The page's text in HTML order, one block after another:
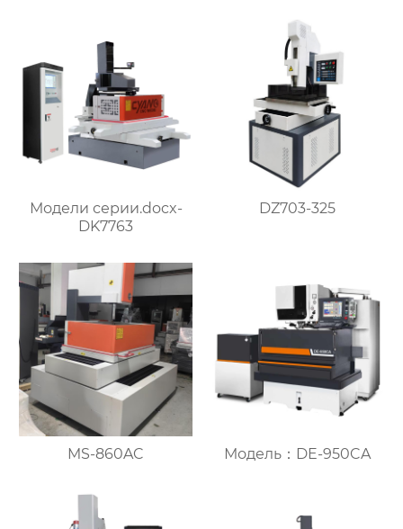
Модели серии.docx-
DK7763
DZ703-325
MS-860AC Модель：DE-950CA